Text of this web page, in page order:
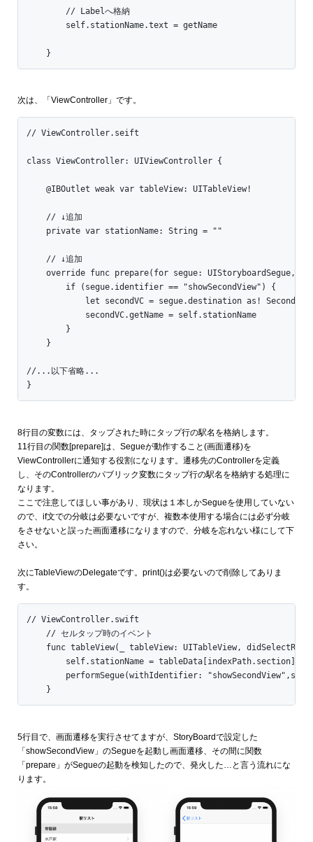
        // Labelへ格納
        self.stationName.text = getName
    }
次は、「ViewController」です。
// ViewController.seift
class ViewController: UIViewController {
    @IBOutlet weak var tableView: UITableView!
    // ↓追加
    private var stationName: String = ""
    // ↓追加
override func prepare(for segue: UIStoryboardSegue,
        if (segue.identifier == "showSecondView") {
let secondVC = segue.destination as!
            secondVC.getName = self.stationName
        }
    }
//...以下省略...
}
8行目の変数には、タップされた時にタップ行の駅名を格納します。
11行目の関数[prepare]は、Segueが動作すること(画面遷移)を
ViewControllerに通知する役割になります。遷移先のControllerを定義
し、そのControllerのパブリック変数にタップ行の駅名を格納する処理に
なります。
ここで注意してほしい事があり、現状は１本しかSegueを使用していない
ので、if文での分岐は必要ないですが、複数本使用する場合には必ず分岐
をさせないと誤った画面遷移になりますので、分岐を忘れない様にして下
さい。
次にTableViewのDelegateです。print()は必要ないので削除してありま
す。
// ViewController.swift
    // セルタップ時のイベント
func tableView(_ tableView: UITableView,
self.stationName =
performSegue(withIdentifier:
    }
5行目で、画面遷移を実行させてますが、StoryBoardで設定した
「showSecondView」のSegueを起動し画面遷移、その間に関数
「prepare」がSegueの起動を検知したので、発火した…と言う流れにな
ります。